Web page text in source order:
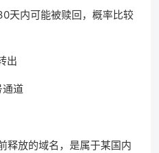
天内可能被赎回，概率比较
出
通道
释放的域名，是属于某国内